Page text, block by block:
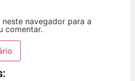
navegador para a
comentar.